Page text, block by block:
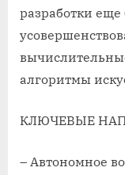
разработки
алгоритмы
КЛЮЧЕВЫЕ
– Автономное